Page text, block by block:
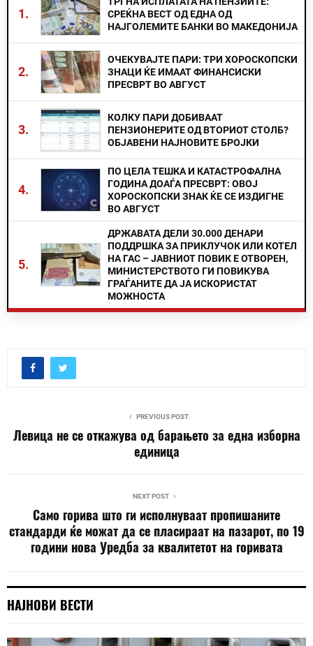
1.
СРЕЌНА ВЕСТ ОД ЕДНА ОД
НАЈГОЛЕМИТЕ БАНКИ ВО МАКЕДОНИЈА
2.
ОЧЕКУВАЈТЕ ПАРИ: ТРИ ХОРОСКОПСКИ
ЗНАЦИ ЌЕ ИМААТ ФИНАНСИСКИ
ПРЕСВРТ ВО АВГУСТ
3.
КОЛКУ ПАРИ ДОБИВААТ
ПЕНЗИОНЕРИТЕ ОД ВТОРИОТ СТОЛБ?
ОБЈАВЕНИ НАЈНОВИТЕ БРОЈКИ
4.
ПО ЦЕЛА ТЕШКА И КАТАСТРОФАЛНА
ГОДИНА ДОАЃА ПРЕСВРТ: ОВОЈ
ХОРОСКОПСКИ ЗНАК ЌЕ СЕ ИЗДИГНЕ
ВО АВГУСТ
5.
ДРЖАВАТА ДЕЛИ 30.000 ДЕНАРИ
ПОДДРШКА ЗА ПРИКЛУЧОК ИЛИ КОТЕЛ
НА ГАС – ЈАВНИОТ ПОВИК Е ОТВОРЕН,
МИНИСТЕРСТВОТО ГИ ПОВИКУВА
ГРАЃАНИТЕ ДА ЈА ИСКОРИСТАТ
МОЖНОСТА
PREVIOUS POST
Левица не се откажува од барањето за една изборна
единица
NEXT POST
Само горива што ги исполнуваат пропишаните
стандарди ќе можат да се пласираат на пазарот, по 19
години нова Уредба за квалитетот на горивата
НАЈНОВИ ВЕСТИ